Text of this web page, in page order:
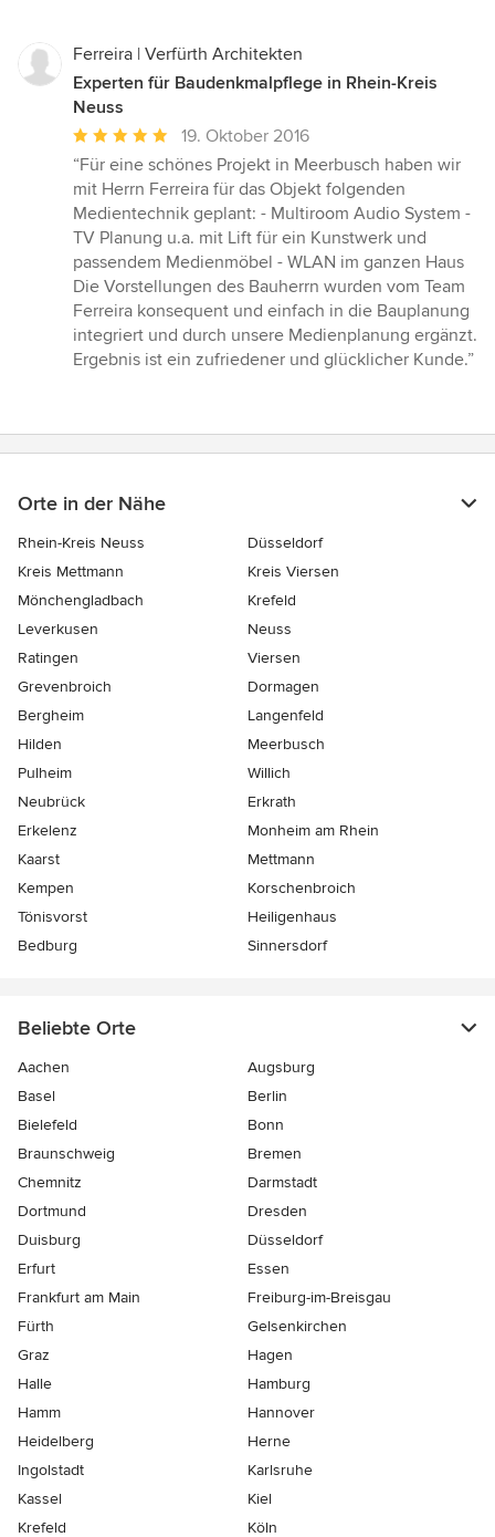
Ferreira | Verfürth Architekten
Experten für Baudenkmalpflege in Rhein-Kreis
Neuss
Durchschnittliche
Bewertung:
5
von
5
Sternen
19. Oktober 2016
“Für eine schönes Projekt in Meerbusch haben wir
mit Herrn Ferreira für das Objekt folgenden
Medientechnik geplant: - Multiroom Audio System -
TV Planung u.a. mit Lift für ein Kunstwerk und
passendem Medienmöbel - WLAN im ganzen Haus
Die Vorstellungen des Bauherrn wurden vom Team
Ferreira konsequent und einfach in die Bauplanung
integriert und durch unsere Medienplanung ergänzt.
Ergebnis ist ein zufriedener und glücklicher Kunde.”
Orte in der Nähe
Rhein-Kreis Neuss
Düsseldorf
Kreis Mettmann
Kreis Viersen
Mönchengladbach
Krefeld
Leverkusen
Neuss
Ratingen
Viersen
Grevenbroich
Dormagen
Bergheim
Langenfeld
Hilden
Meerbusch
Pulheim
Willich
Neubrück
Erkrath
Erkelenz
Monheim am Rhein
Kaarst
Mettmann
Kempen
Korschenbroich
Tönisvorst
Heiligenhaus
Bedburg
Sinnersdorf
Beliebte Orte
Aachen
Augsburg
Basel
Berlin
Bielefeld
Bonn
Braunschweig
Bremen
Chemnitz
Darmstadt
Dortmund
Dresden
Duisburg
Düsseldorf
Erfurt
Essen
Frankfurt am Main
Freiburg-im-Breisgau
Fürth
Gelsenkirchen
Graz
Hagen
Halle
Hamburg
Hamm
Hannover
Heidelberg
Herne
Ingolstadt
Karlsruhe
Kassel
Kiel
Krefeld
Köln